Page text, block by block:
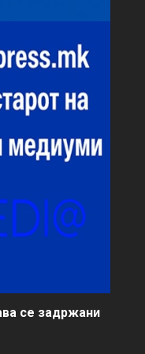
се задржани